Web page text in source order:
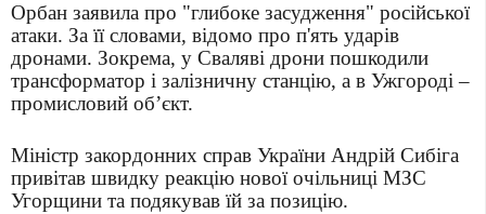
Орбан заявила про "глибоке засудження" російської
атаки. За її словами, відомо про п'ять ударів
дронами. Зокрема, у Сваляві дрони пошкодили
трансформатор і залізничну станцію, а в Ужгороді –
промисловий об’єкт.
Міністр закордонних справ України Андрій Сибіга
привітав швидку реакцію нової очільниці МЗС
Угорщини та подякував їй за позицію.